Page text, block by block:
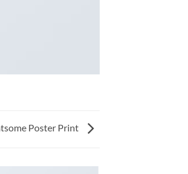
Poster Print